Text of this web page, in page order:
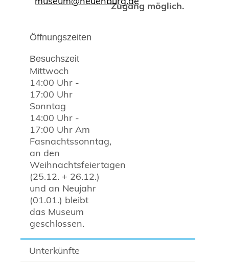
Unterkünfte
Öffnungszeiten
Besuchszeit
Mittwoch
14:00 Uhr -
17:00 Uhr
Sonntag
14:00 Uhr -
17:00 Uhr Am
Fasnachtssonntag,
an den
Weihnachtsfeiertagen
(25.12. + 26.12.)
und an Neujahr
(01.01.) bleibt
das Museum
geschlossen.
Zugang möglich.